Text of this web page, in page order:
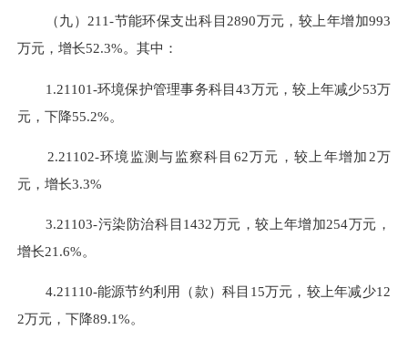
（九）211-节能环保支出科目2890万元，较上年增加993
万元，增长52.3%。其中：
1.21101-环境保护管理事务科目43万元，较上年减少53万
元，下降55.2%。
2.21102-环境监测与监察科目62万元，较上年增加2万
元，增长3.3%
3.21103-污染防治科目1432万元，较上年增加254万元，
增长21.6%。
4.21110-能源节约利用（款）科目15万元，较上年减少12
2万元，下降89.1%。